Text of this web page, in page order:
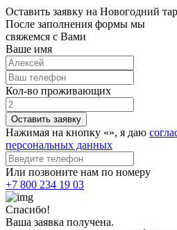
Оставить заявку на Новогодний
После заполнения формы мы
свяжемся с Вами
Ваше имя
Кол-во проживающих
Оставить заявку
Нажимая на кнопку «», я даю
персональных данных
Или позвоните нам по номеру
+7 800 234 19 03
Спасибо!
Ваша заявка получена.